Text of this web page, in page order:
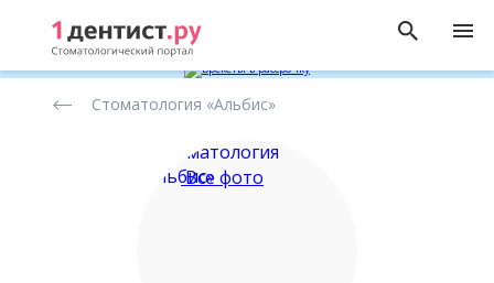
стоматологических
Стоматология «Альбис»
Все фото